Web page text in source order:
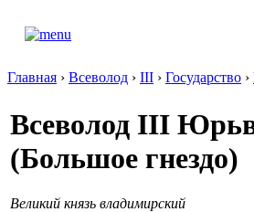
Главная › Всеволод › III › Государство ›
Всеволод III
(Большое гнездо)
Великий князь владимирский